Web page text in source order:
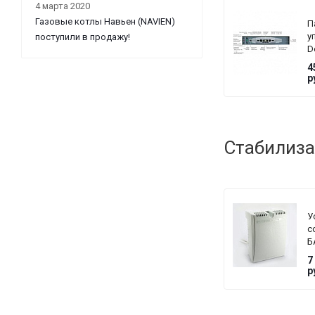
7
4 марта 2020
Газовые котлы Навьен (NAVIEN)
поступили в продажу!